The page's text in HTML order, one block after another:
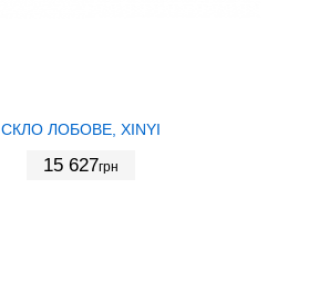
СКЛО ЛОБОВЕ, XINYI
15 627грн